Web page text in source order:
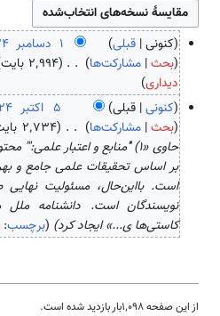
س
کنونی قبلی ‏۱ دسامبر ۲۰۲۴، ساعت ۰۴:۵۵
بحث مشارکت‌ها ۲٬۹۹۴ بایت
ب
د
و
ن
خ
ل
ا
ص
ۀ
ی
دیداری
۲
۴
کنونی قبلی
بحث مشارکت‌ها ۲٬۷۳۴ بایت
حاوی «1) '''منابع و اعتبار
بر اساس تحقیقات علمی جامع و
است. بااین‌حال، مسئولیت
نویسندگان است. دانشنامه ملل
کاستی‌ها ی...» ایجاد کرد
برچسب:
از این صفحه ۱٬۰۹۸بار بازدید شده است.